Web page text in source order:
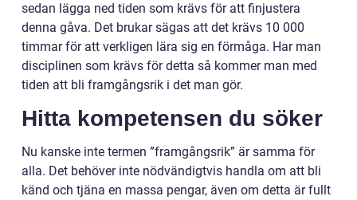
sedan lägga ned tiden som krävs för att finjustera
denna gåva. Det brukar sägas att det krävs 10 000
timmar för att verkligen lära sig en förmåga. Har man
disciplinen som krävs för detta så kommer man med
tiden att bli framgångsrik i det man gör.
Hitta kompetensen du söker
Nu kanske inte termen ”framgångsrik” är samma för
alla. Det behöver inte nödvändigtvis handla om att bli
känd och tjäna en massa pengar, även om detta är fullt